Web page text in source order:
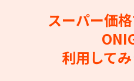
スーパー価
利用して